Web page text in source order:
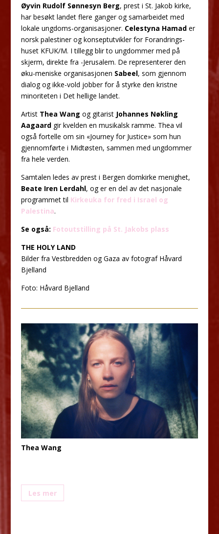
Øyvin Rudolf Sønnesyn Berg, prest i St. Jakob kirke,
har besøkt landet flere ganger og samarbeidet med
lokale ungdoms-organisasjoner. Celestyna Hamader
norsk palestiner og konseptutvikler for Forandrings-
huset KFUK/M. I tillegg blir to ungdommer med på
skjerm, direkte fra -Jerusalem. De representerer den
øku-meniske organisasjonen Sabeel, som gjennom
dialog og ikke-vold jobber for å styrke den kristne
minoriteten i Det hellige landet.
Artist Thea Wang og gitaristJohannes Nøkling
Aagaardgir kvelden en musikalsk ramme. Thea vil
også fortelle om sin «Journey for Justice» som hun
gjennomførte i Midtøsten, sammen med ungdommer
fra hele verden.
Samtalen ledes av prest i Bergen domkirke menighet,
Beate Iren Lerdahl, og er en del av det nasjonale
programmet til Kirkeuka for fred i Israel og
Palestina.
Se også: Fotoutstilling på St. Jakobs plass
THE HOLY LAND
Bilder fra Vestbredden og Gaza av fotograf Håvard
Bjelland
Foto: Håvard Bjelland
Thea Wang
Les mer